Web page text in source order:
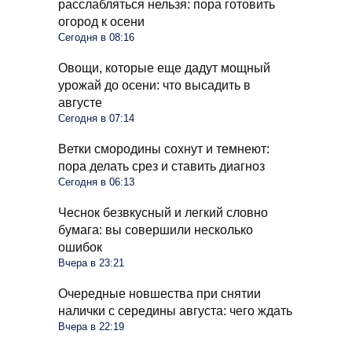
расслабляться нельзя: пора готовить
огород к осени
Сегодня в 08:16
Овощи, которые еще дадут мощный
урожай до осени: что высадить в
августе
Сегодня в 07:14
Ветки смородины сохнут и темнеют:
пора делать срез и ставить диагноз
Сегодня в 06:13
Чеснок безвкусный и легкий словно
бумага: вы совершили несколько
ошибок
Вчера в 23:21
Очередные новшества при снятии
налички с середины августа: чего ждать
Вчера в 22:19